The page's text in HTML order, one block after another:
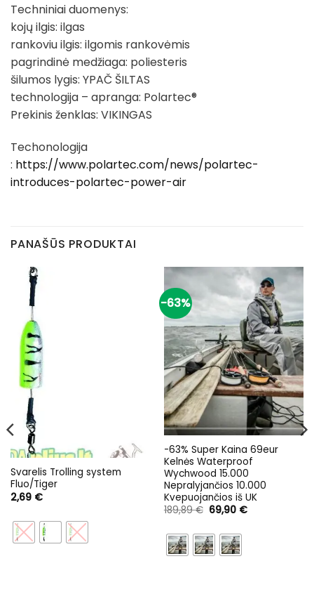
Techniniai duomenys:
kojų ilgis: ilgas
rankoviu ilgis: ilgomis rankovėmis
pagrindinė medžiaga: poliesteris
šilumos lygis: YPAČ ŠILTAS
technologija – apranga: Polartec®
Prekinis ženklas: VIKINGAS
Techonologija
: https://www.polartec.com/news/polartec-
introduces-polartec-power-air
PANAŠŪS PRODUKTAI
Svarelis Trolling system
Fluo/Tiger
2,69 €
-63%
-63% Super Kaina 69eur
Kelnės Waterproof
Wychwood 15.000
Nepralyjančios 10.000
Kvepuojančios iš UK
189,89€ Original
price
189,89 €.
69,90 €Current